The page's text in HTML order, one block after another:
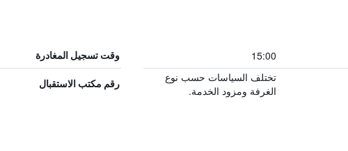
15:00 وقت تسجيل المغادرة
تختلف السياسات حسب نوع
الغرفة ومزود الخدمة.
رقم مكتب الاستقبال